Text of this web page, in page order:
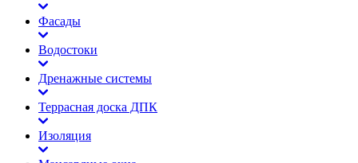
Фасады
Водостоки
Дренажные системы
Террасная доска ДПК
Изоляция